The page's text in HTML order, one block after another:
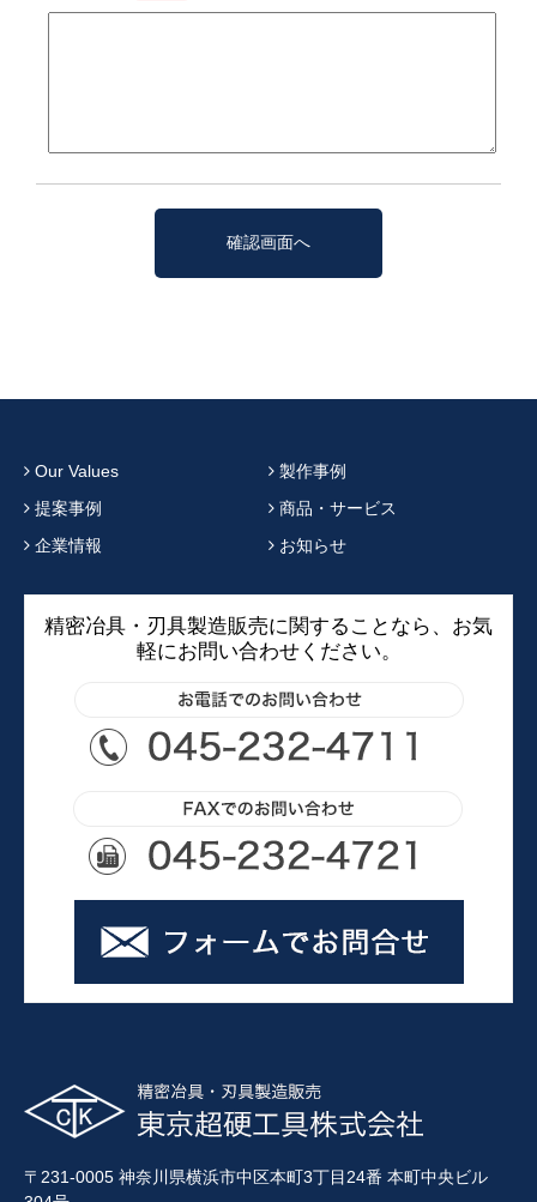
Our Values
製作事例
提案事例
商品・サービス
企業情報
お知らせ
精密冶具・刃具製造販売に関することなら、お気
軽にお問い合わせください。
〒231-0005 神奈川県横浜市中区本町3丁目24番 本町中央ビル